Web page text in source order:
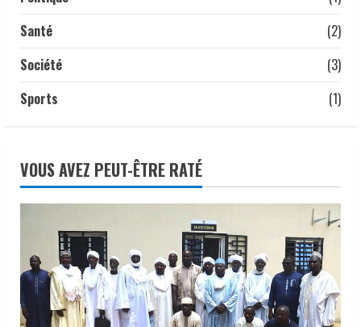
Santé
(2)
Société
(3)
Sports
(1)
VOUS AVEZ PEUT-ÊTRE RATÉ